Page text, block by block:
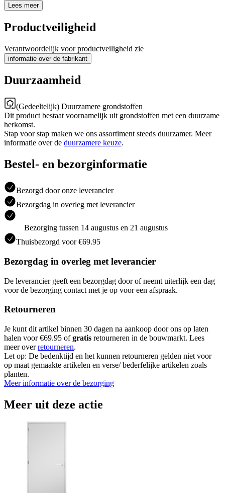
Lees meer
Productveiligheid
Verantwoordelijk voor productveiligheid zie
informatie over de fabrikant
Duurzaamheid
(Gedeeltelijk) Duurzamere grondstoffen
Dit product bestaat voornamelijk uit grondstoffen met een duurzame
herkomst.
Stap voor stap maken we ons assortiment steeds duurzamer. Meer
informatie over de duurzamere keuze.
Bestel- en bezorginformatie
Bezorgd door onze leverancier
Bezorgdag in overleg met leverancier
Bezorging tussen 14 augustus en 21 augustus
Thuisbezorgd voor €69.95
Bezorgdag in overleg met leverancier
De leverancier geeft een bezorgdag door of neemt uiterlijk een dag
voor de bezorging contact met je op voor een afspraak.
Retourneren
Je kunt dit artikel binnen 30 dagen na aankoop door ons op laten
halen voor €69.95 ofgratis retourneren in de bouwmarkt. Lees
meer overretourneren.
Let op: De bedenktijd en het kunnen retourneren gelden niet voor
op maat gemaakte artikelen en verse/ bederfelijke artikelen zoals
planten.
Meer informatie over de bezorging
Meer uit deze actie